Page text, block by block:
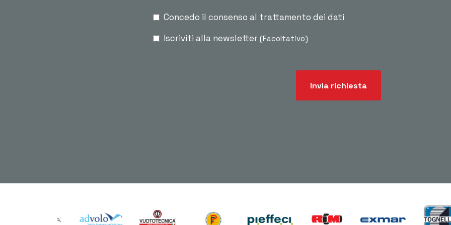
Concedo il consenso al trattamento dei dati
Iscriviti alla newsletter (Facoltativo)
Invia richiesta